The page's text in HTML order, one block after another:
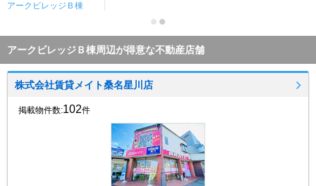
アークビレッジＢ棟
アークビレッジＢ棟周辺が得意な不動産店舗
株式会社賃貸メイト桑名星川店
掲載物件数:102件